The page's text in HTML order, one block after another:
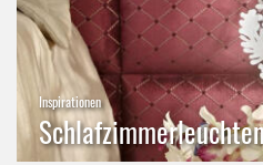
Inspirationen